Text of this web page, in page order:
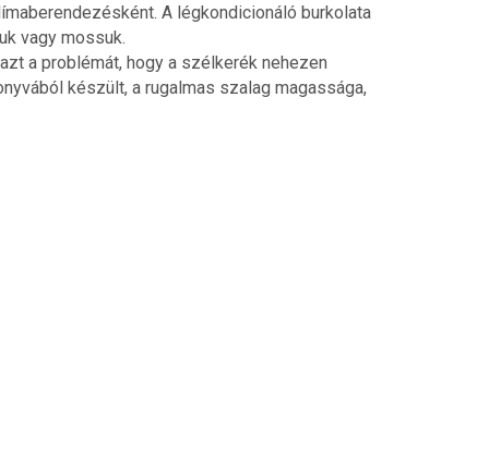
A légkondicionáló burkolata
vagy mossuk.
a problémát, hogy a szélkerék nehezen
készült, a rugalmas szalag magassága,